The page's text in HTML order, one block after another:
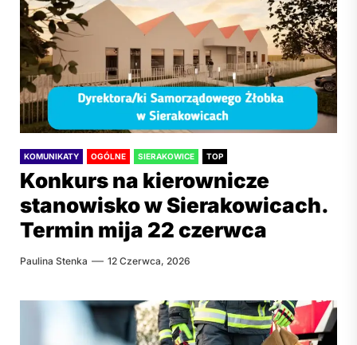
KOMUNIKATY OGÓLNE SIERAKOWICE TOP
Konkurs na kierownicze
stanowisko w Sierakowicach.
Termin mija 22 czerwca
Paulina Stenka 12 Czerwca, 2026